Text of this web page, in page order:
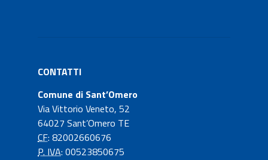
CONTATTI
Comune di Sant’Omero
Via Vittorio Veneto, 52
64027 Sant’Omero TE
CF: 82002660676
P. IVA: 00523850675